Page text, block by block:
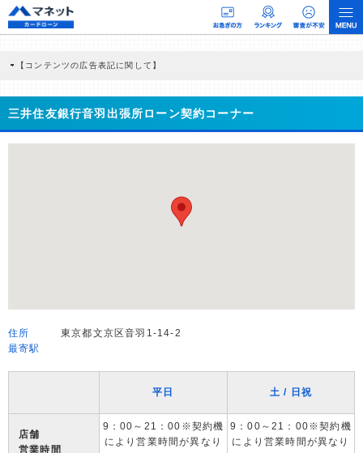
【コンテンツの広告表記に関して】
商品を根拠なくPRするものではなく、当編集部の調査／ユーザーへの口コミ収集な
どに基づき、公平性を担保した情報提供を行っています。
>提携企業一覧
三井住友銀行音羽出張所ローン契約コーナー
住所
東京都文京区音羽1-14-2
最寄駅
平日 土 / 日祝
店舗
営業時間
9：00～21：00※契約機
により営業時間が異なり
9：00～21：00※契約機
により営業時間が異なり